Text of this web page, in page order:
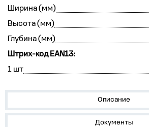
Ширина (мм)
Высота (мм)
Глубина (мм)
Штрих-код EAN13:
1 шт
Описание
Документы